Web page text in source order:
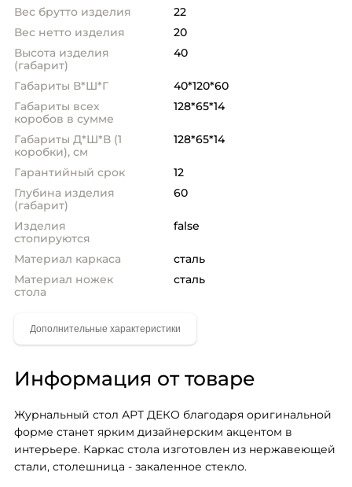
Вес брутто изделия
22
Вес нетто изделия
20
Высота изделия
(габарит)
40
Габариты В*Ш*Г
40*120*60
Габариты всех
коробов в сумме
128*65*14
Габариты Д*Ш*В (1
коробки), см
128*65*14
Гарантийный срок
12
Глубина изделия
(габарит)
60
Изделия
стопируются
false
Материал каркаса
сталь
Материал ножек
стола
сталь
Информация от товаре
Журнальный стол АРТ ДЕКО благодаря оригинальной
форме станет ярким дизайнерским акцентом в
интерьере. Каркас стола изготовлен из нержавеющей
стали, столешница - закаленное стекло.